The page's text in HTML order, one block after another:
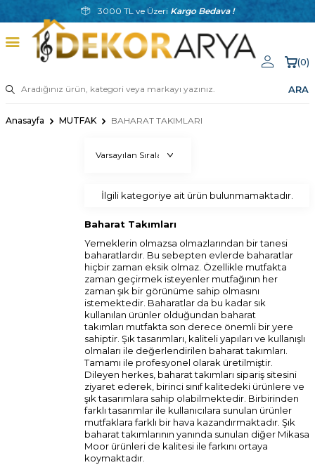
3000 TL ve Üzeri Kargo Bedava !
ARA
(0)
Anasayfa MUTFAK BAHARAT TAKIMLARI
İlgili kategoriye ait ürün bulunmamaktadır.
Baharat Takımları
Yemeklerin olmazsa olmazlarından bir tanesi
baharatlardır. Bu sebepten evlerde baharatlar
hiçbir zaman eksik olmaz. Özellikle mutfakta
zaman geçirmek isteyenler mutfağının her
zaman şık bir görünüme sahip olmasını
istemektedir. Baharatlar da bu kadar sık
kullanılan ürünler olduğundan baharat
takımları mutfakta son derece önemli bir yere
sahiptir. Şık tasarımları, kaliteli yapıları ve kullanışlı
olmaları ile değerlendirilen baharat takımları.
Tamamı ile profesyonel olarak üretilmiştir.
Dileyen herkes, baharat takımları sipariş sitesini
ziyaret ederek, birinci sınıf kalitedeki ürünlere ve
şık tasarımlara sahip olabilmektedir. Birbirinden
farklı tasarımlar ile kullanıcılara sunulan ürünler
mutfaklara farklı bir hava kazandırmaktadır. Şık
baharat takımlarının yanında sunulan diğer Mikasa
Moor ürünleri de kalitesi ile farkını ortaya
koymaktadır.